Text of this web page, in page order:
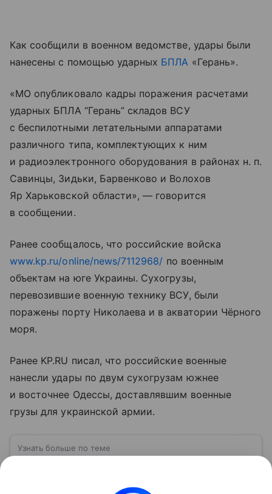
Как сообщили в военном ведомстве, удары были
нанесены с помощью ударных БПЛА «Герань».
«МО опубликовало кадры поражения расчетами
ударных БПЛА “Герань” складов ВСУ
с беспилотными летательными аппаратами
различного типа, комплектующих к ним
и радиоэлектронного оборудования в районах н. п.
Савинцы, Зидьки, Барвенково и Волохов
Яр Харьковской области», — говорится
в сообщении.
Ранее сообщалось, что российские войска
www.kp.ru/online/news/7112968/ по военным
объектам на юге Украины. Сухогрузы,
перевозившие военную технику ВСУ, были
поражены порту Николаева и в акватории Чёрного
моря.
Ранее KP.RU писал, что российские военные
нанесли удары по двум сухогрузам южнее
и восточнее Одессы, доставлявшим военные
грузы для украинской армии.
Узнать больше по теме
Вооруженные силы Украины (ВСУ) —